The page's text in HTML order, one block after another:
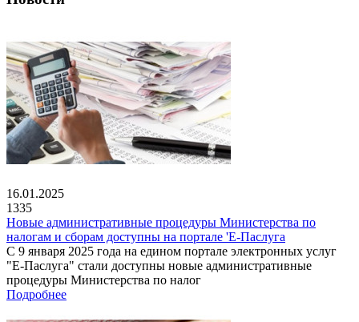
16.01.2025
1335
Новые административные процедуры Министерства по
налогам и сборам доступны на портале 'Е-Паслуга
С 9 января 2025 года на едином портале электронных услуг
"Е-Паслуга" стали доступны новые административные
процедуры Министерства по налог
Подробнее